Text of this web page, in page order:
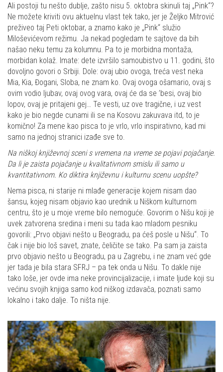
Ali postoji tu nešto dublje, zašto nisu 5. oktobra skinuli taj „Pink“?
Ne možete kriviti ovu aktuelnu vlast tek tako, jer je Željko Mitrović
preživeo taj Peti oktobar, a znamo kako je „Pink“ služio
Miloševićevom režimu. Ja nekad pogledam te sajtove da bih
našao neku temu za kolumnu. Pa to je morbidna montaža,
morbidan kolaž. Imate: dete izvršilo samoubistvo u 11. godini, što
dovoljno govori o Srbiji. Dole: ovaj ubio ovoga, treća vest neka
Mia, Kia, Đogani, Sloba, ne znam ko. Ovaj ovoga ošamario, ovaj s
ovim vodio ljubav, ovaj ovog vara, ovaj će da se ’besi, ovaj bio
lopov, ovaj je pritajeni gej… Te vesti, uz ove tragične, i uz vest
kako je bio negde cunami ili se na Kosovu zakuvava itd, to je
komično! Za mene kao pisca to je vrlo, vrlo inspirativno, kad mi
samo na jednoj stranici izađe sve to.
Na niškoj književnoj sceni s vremena na vreme se pojavi pojačanje.
Da li je zaista pojačanje u kvalitativnom smislu ili samo u
kvantitativnom. Ko diktira književnu i kulturnu scenu uopšte?
Nema pisca, ni starije ni mlađe generacije kojem nisam dao
šansu, kojeg nisam objavio kao urednik u Niškom kulturnom
centru, što je u moje vreme bilo nemoguće. Govorim o Nišu koji je
uvek zatvorena sredina i meni su tada kao mladom pesniku
govorili: „Prvo objavi nešto u Beogradu, pa ćeš posle u Nišu“. To
čak i nije bio loš savet, znate, čeličite se tako. Pa sam ja zaista
prvo objavio nešto u Beogradu, pa u Zagrebu, i ne znam već gde
jer tada je bila stara SFRJ – pa tek onda u Nišu. To dakle nije
tako loše, jer ovde ima neke provincijalizacije, i imate ljude koji su
većinu svojih knjiga samo kod niškog izdavača, poznati samo
lokalno i tako dalje. To ništa nije.